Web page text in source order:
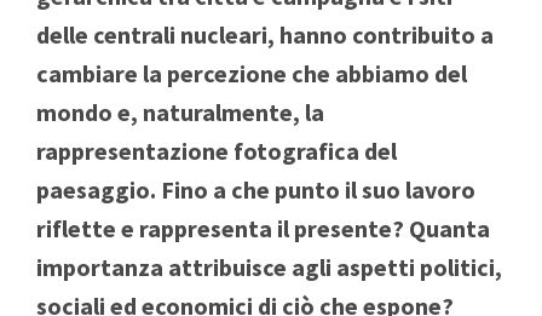
delle centrali nucleari, hanno contribuito a
cambiare la percezione che abbiamo del
mondo e, naturalmente, la
rappresentazione fotografica del
paesaggio. Fino a che punto il suo lavoro
riflette e rappresenta il presente? Quanta
importanza attribuisce agli aspetti politici,
sociali ed economici di ciò che espone?